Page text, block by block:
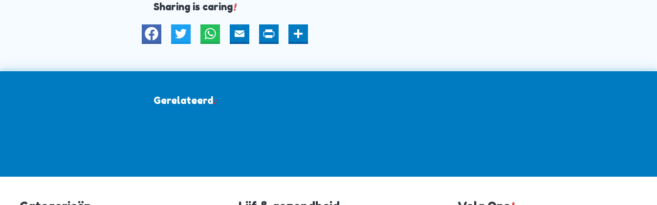
Sharing is caring!
Twitter WhatsAppEmail Print Deel
Gerelateerd: